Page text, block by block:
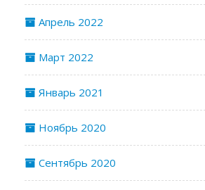
Апрель 2022
Март 2022
Январь 2021
Ноябрь 2020
Сентябрь 2020